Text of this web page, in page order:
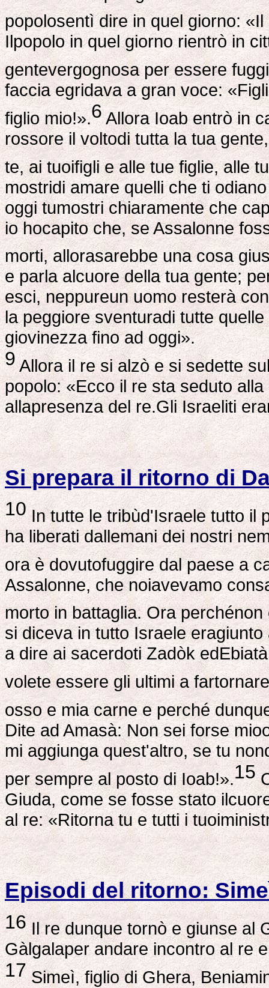
popolosentì dire in quel giorno:
Ilpopolo in quel giorno rientrò in
gentevergognosa per essere
faccia egridava a gran voce:
figlio mio!».6Allora Ioab entrò in
rossore il voltodi tutta la tua
te, ai tuoifigli e alle tue figlie, alle
mostridi amare quelli che ti
oggi tumostri chiaramente che
io hocapito che, se Assalonne
morti, allorasarebbe una cosa
e parla alcuore della tua gente;
esci, neppureun uomo resterà
la peggiore sventuradi tutte
giovinezza fino ad oggi».
9Allora il re si alzò e si sedette
popolo: «Ecco il re sta seduto
allapresenza del re.Gli Israeliti
Si prepara il ritorno di
10In tutte le tribùd'Israele tutto il
ha liberati dallemani dei nostri
ora è dovutofuggire dal paese a
Assalonne, che noiavevamo
morto in battaglia. Ora
si diceva in tutto Israele
a dire ai sacerdoti Zadòk
volete essere gli ultimi a
osso e mia carne e perché
Dite ad Amasà: Non sei forse
mi aggiunga quest'altro, se tu
per sempre al posto di Ioab!».15
Giuda, come se fosse stato
al re: «Ritorna tu e tutti i
Episodi del ritorno:
16Il re dunque tornò e giunse al
Gàlgalaper andare incontro al re
17Simeì, figlio di Ghera,